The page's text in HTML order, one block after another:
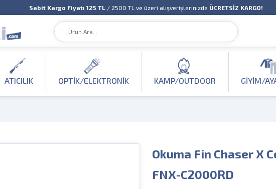
Sabit Kargo Fiyatı 125 TL / 2500 TL ve üzeri alışverişlerinizde ÜCRETSİZ KARGO!
ATICILIK OPTIK/ELEKTRONIK KAMP/OUTDOOR GIYIM/
Okuma Fin Chaser X
FNX-C2000RD